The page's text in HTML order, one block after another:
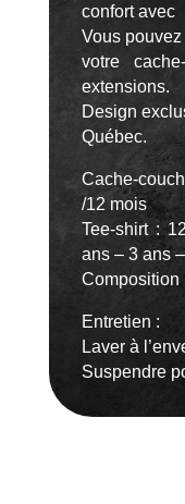
confort avec
Vous
votre
extensions.
Design
Québec.
Cache-
/12 mois
Tee-shirt :
ans – 3 ans
Composition
Entretien :
Laver à
Suspendre